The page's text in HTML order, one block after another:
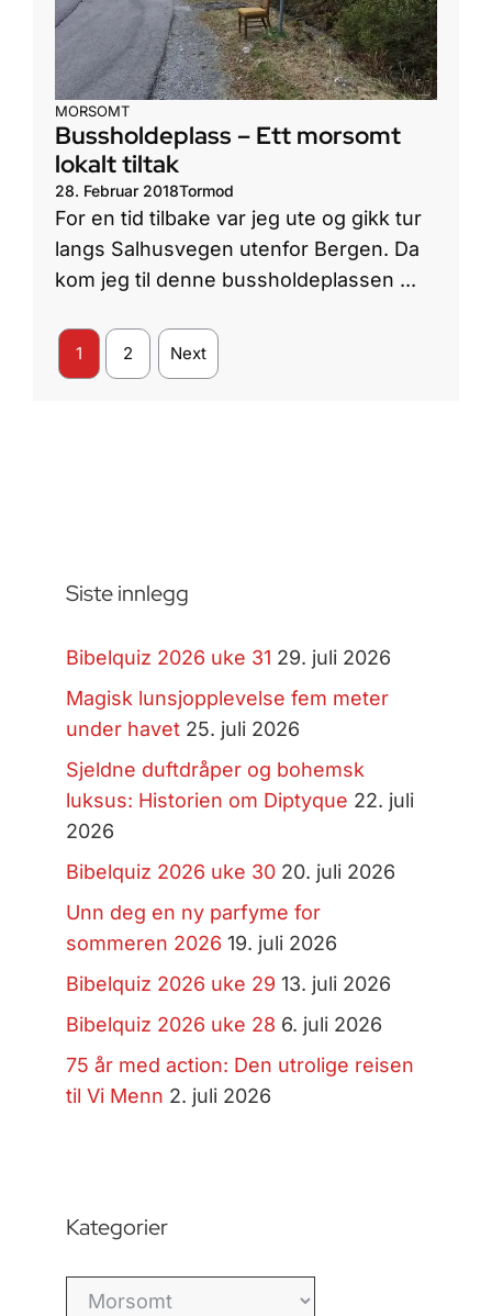
MORSOMT
Bussholdeplass – Ett morsomt
lokalt tiltak
28. Februar 2018Tormod
For en tid tilbake var jeg ute og gikk tur
langs Salhusvegen utenfor Bergen. Da
kom jeg til denne bussholdeplassen ...
1 2 Next
Siste innlegg
Bibelquiz 2026 uke 31 29. juli 2026
Magisk lunsjopplevelse fem meter
under havet 25. juli 2026
Sjeldne duftdråper og bohemsk
luksus: Historien om Diptyque 22. juli
2026
Bibelquiz 2026 uke 30 20. juli 2026
Unn deg en ny parfyme for
sommeren 2026 19. juli 2026
Bibelquiz 2026 uke 29 13. juli 2026
Bibelquiz 2026 uke 28 6. juli 2026
75 år med action: Den utrolige reisen
til Vi Menn 2. juli 2026
Kategorier
Kategorier